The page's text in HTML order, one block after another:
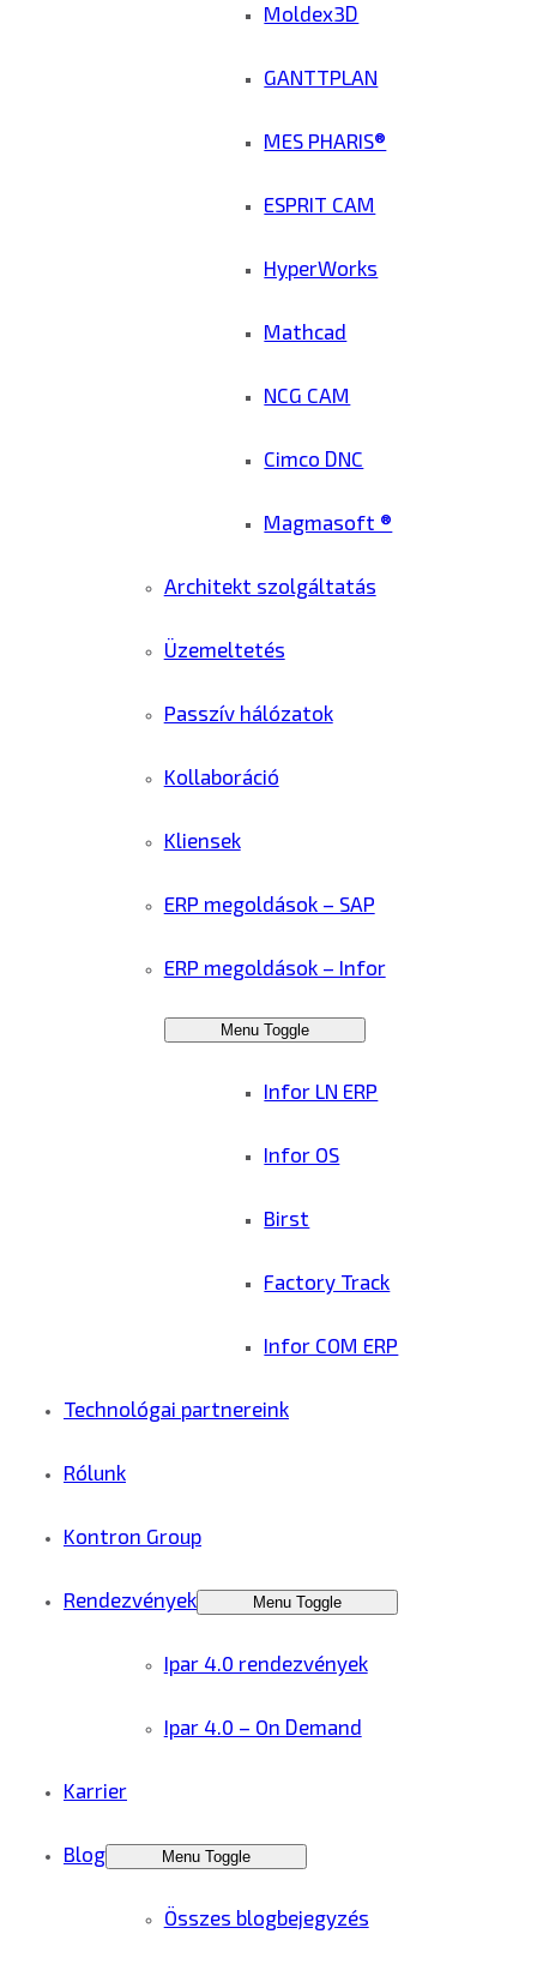
Moldex3D
GANTTPLAN
MES PHARIS®
ESPRIT CAM
HyperWorks
Mathcad
NCG CAM
Cimco DNC
Magmasoft ®
Architekt szolgáltatás
Üzemeltetés
Passzív hálózatok
Kollaboráció
Kliensek
ERP megoldások – SAP
ERP megoldások – Infor
Menu Toggle
Infor LN ERP
Infor OS
Birst
Factory Track
Infor COM ERP
Technológai partnereink
Rólunk
Kontron Group
Rendezvények Menu Toggle
Ipar 4.0 rendezvények
Ipar 4.0 – On Demand
Karrier
Blog Menu Toggle
Összes blogbejegyzés